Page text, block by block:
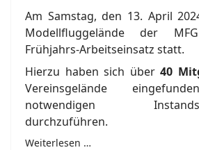
Am Samstag, den 13. April
Modellfluggelände der
Frühjahrs-Arbeitseinsatz statt.
Hierzu haben sich über40
Vereinsgelände
notwendigen
durchzuführen.
Weiterlesen …